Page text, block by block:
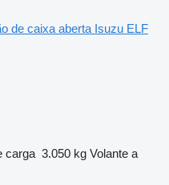
de caixa aberta Isuzu ELF
carga 3.050 kg Volante a